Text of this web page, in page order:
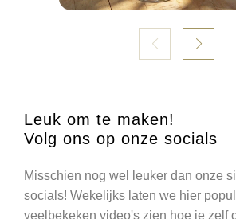
Leuk om te maken!
Volg ons op onze socials
Misschien nog wel leuker dan onze
socials! Wekelijks laten we hier
veelbekeken video's zien hoe je zelf